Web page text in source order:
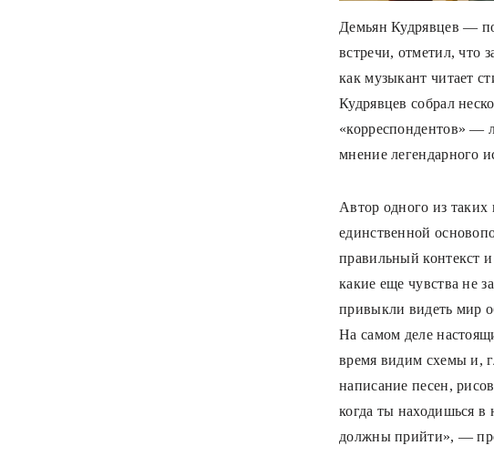
Демьян Кудрявцев —
встречи, отметил, что
как музыкант читает
Кудрявцев собрал
«корреспондентов» —
мнение легендарного
Автор одного из
единственной
правильный контекст
какие еще чувства не
привыкли видеть мир
На самом деле
время видим схемы и,
написание песен,
когда ты находишься
должны прийти», —